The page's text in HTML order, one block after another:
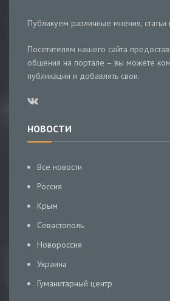
Публикуем различные мнения,
Посетителям нашего сайта
общения на портале – вы можете
публикации и добавлять свои.
НОВОСТИ
Все новости
Россия
Крым
Севастополь
Новороссия
Украина
Гуманитарный центр